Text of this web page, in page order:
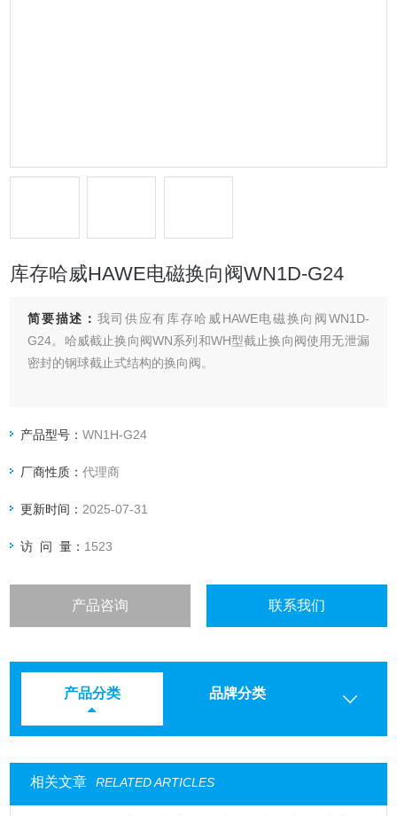
库存哈威HAWE电磁换向阀WN1D-G24
简要描述： 我司供应有库存哈威HAWE电磁换向阀WN1D-
G24。哈威截止换向阀WN系列和WH型截止换向阀使用无泄漏
密封的钢球截止式结构的换向阀。
产品型号：WN1H-G24
厂商性质：代理商
更新时间： 2025-07-31
访 问 量： 1523
产品咨询 联系我们
产品分类 品牌分类
相关文章 RELATED ARTICLES